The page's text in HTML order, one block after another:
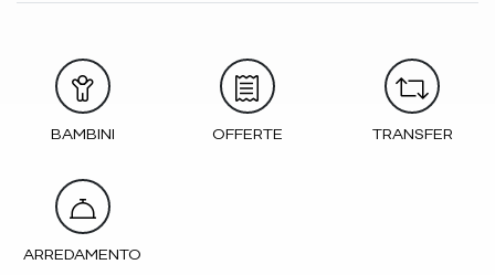
BAMBINI OFFERTE TRANSFER
ARREDAMENTO